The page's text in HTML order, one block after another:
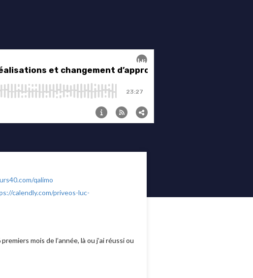
qalimo
calendly.com/priveos-luc-
mois de l’année, là ou j’ai réussi ou